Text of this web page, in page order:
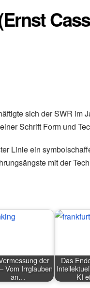
sich der SWR im
Schrift Form und
Linie ein
mit der
der
Vom Irrglauben
an…
Das
KI